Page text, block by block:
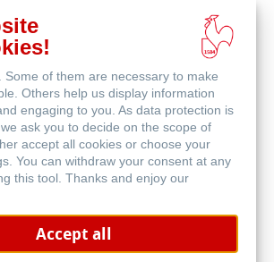
Duo 210
Some of them are necessary to make
Others help us display information
engaging to you. As data protection is
ask you to decide on the scope of
accept all cookies or choose your
You can withdraw your consent at any
this tool. Thanks and enjoy our
Accept all